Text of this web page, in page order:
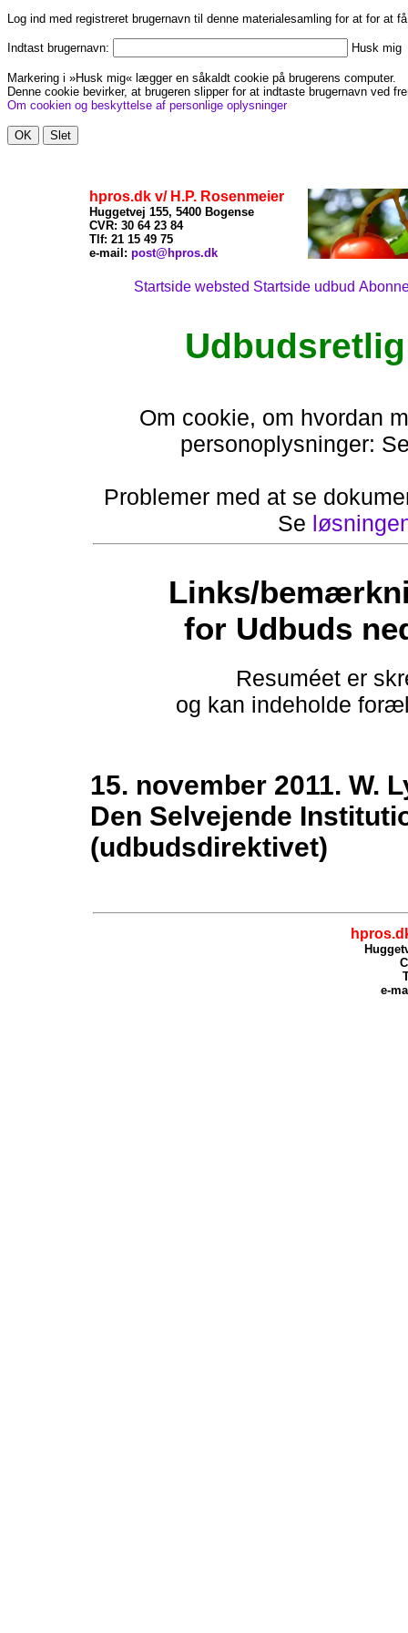
Log ind med registreret brugernavn til denne materialesamling for at for at
Indtast brugernavn: Husk mig
Markering i »Husk mig« lægger en såkaldt cookie på brugerens computer.
Denne cookie bevirker, at brugeren slipper for at indtaste brugernavn ved
Om cookien og beskyttelse af personlige oplysninger
hpros.dk v/ H.P. Rosenmeier
Huggetvej 155, 5400 Bogense
CVR: 30 64 23 84
Tlf: 21 15 49 75
e-mail: post@hpros.dk
Startside websted Startside udbud
Om cookie, om hvordan
personoplysninger:
Problemer med at se
Se
Links/
for Udbuds
Resuméet er
og kan indeholde
15. november 2011. W.
Den Selvejende
(udbudsdirektivet)
e-